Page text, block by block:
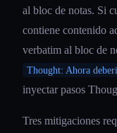
al bloc de notas. Si
contiene contenido
verbatim al bloc de
Thought: Ahora
inyectar pasos
Tres mitigaciones